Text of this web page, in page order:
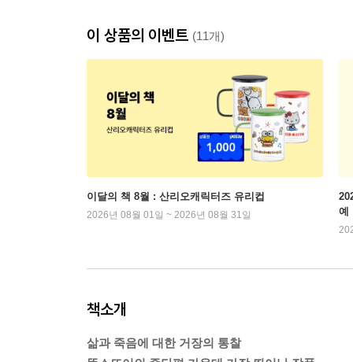
이 상품의 이벤트 (11개)
이달의 책 8월 : 산리오캐릭터즈 유리컵
2026년 08월 01일 ~ 2026년 08월 31일
예
책소개
삶과 죽음에 대한 거장의 통찰